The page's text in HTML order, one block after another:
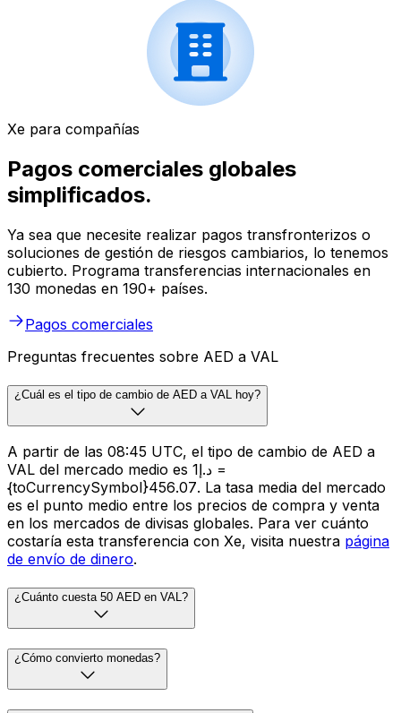
Xe para compañías
Pagos comerciales globales
simplificados.
Ya sea que necesite realizar pagos transfronterizos o
soluciones de gestión de riesgos cambiarios, lo tenemos
cubierto. Programa transferencias internacionales en
130 monedas en 190+ países.
Pagos comerciales
Preguntas frecuentes sobre AED a VAL
¿Cuál es el tipo de cambio de AED a VAL hoy?
A partir de las 08:45 UTC, el tipo de cambio de AED a
VAL del mercado medio es د.إ1 =
{toCurrencySymbol}456.07. La tasa media del mercado
es el punto medio entre los precios de compra y venta
en los mercados de divisas globales. Para ver cuánto
costaría esta transferencia con Xe, visita nuestra página
de envío de dinero.
¿Cuánto cuesta 50 AED en VAL?
¿Cómo convierto monedas?